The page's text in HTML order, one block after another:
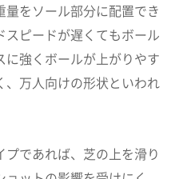
をソール部分に配置でき
ピードが遅くてもボール
強くボールが上がりやす
、万人向けの形状といわれ
であれば、芝の上を滑り